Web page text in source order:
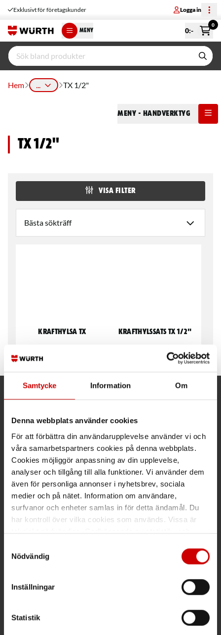
Samtycke Information Om
Denna webbplats använder cookies
För att förbättra din användarupplevelse använder vi och
våra samarbetspartners cookies på denna webbplats.
Cookies möjliggör anpassning av din upplevelse,
analyser och tillgång till alla funktioner. Vi använder dem
även för personliga annonser i nyhetsbrev, sociala
medier och på nätet. Information om användare,
surfvanor och enheter samlas in för detta ändamål. Du
har kontroll över vilka cookies som används. Vissa är
tekniskt nödvändiga. Godkännande av statistik- och
länder utanför EU med olika dataskyddsnormer. Genom
att godkänna samtycker du till sådana överföringar. Läs
Nödvändig
Inställningar
Statistik
Exklusivt för företagskunder Logga in
MENY 0:-
0
Hem ... TX 1/2"
Meny - Handverktyg
TX 1/2"
VISA FILTER
Krafthylsa TX Krafthylssats TX 1/2"
Kund- och orderfrågor
Ring kundsupport 019 - 35 10 30
Maila kundsupport@wuerth.se
Växel
Ring växeln 019 - 35 10 00
Maila info@wuerth.se
Håll dig uppdaterad med nyhetsbrev och få 200kr* rabatt på